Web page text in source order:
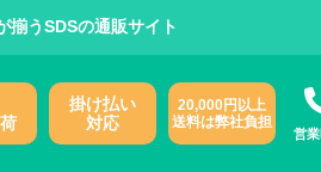
揃うSDSの通販サイト
掛け払い
対応
20,000円以上
送料は弊社負担
営